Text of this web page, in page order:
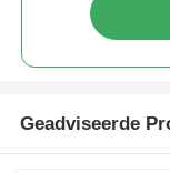
Geadviseerde